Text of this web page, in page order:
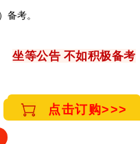
）备考。
坐等公告 不如积极备考
点击订购>>>